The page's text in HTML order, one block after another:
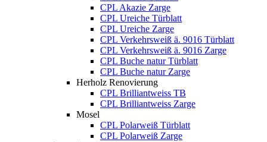
CPL Akazie Zarge
CPL Ureiche Türblatt
CPL Ureiche Zarge
CPL Verkehrsweiß ä. 9016 Türblatt
CPL Verkehrsweiß ä. 9016 Zarge
CPL Buche natur Türblatt
CPL Buche natur Zarge
Herholz Renovierung
CPL Brilliantweiss TB
CPL Brilliantweiss Zarge
Mosel
CPL Polarweiß Türblatt
CPL Polarweiß Zarge